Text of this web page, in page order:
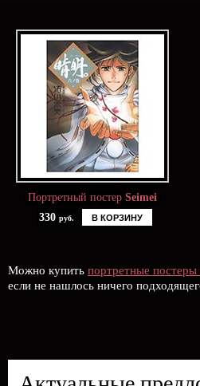
Портретный постер Seimei
330 руб. В КОРЗИНУ
Можно купить портретные постеры
если не нашлось ничего